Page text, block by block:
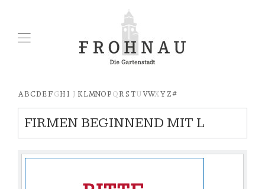
ABCD E F GH I J KLMNOP QR S TUVWXY Z#
FIRMEN BEGINNEND MIT L